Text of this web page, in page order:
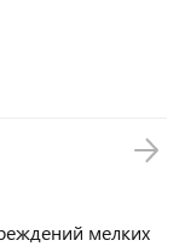
мелких